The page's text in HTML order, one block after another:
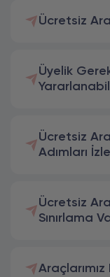
Ücretsiz
Üyelik
Ücretsiz
Adımları
Ücretsiz
Sınırlama